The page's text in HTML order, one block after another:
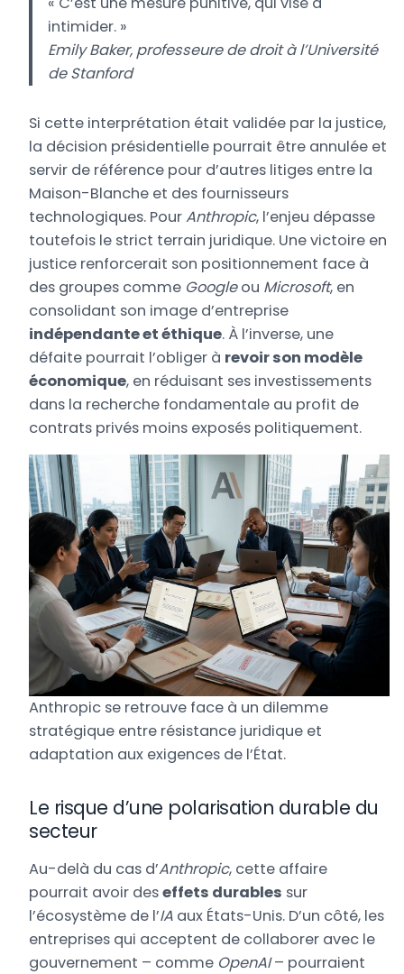
intimider. »
Emily Baker, professeure de droit à l’Université
de Stanford
Si cette interprétation était validée par la justice,
la décision présidentielle pourrait être annulée et
servir de référence pour d’autres litiges entre la
Maison-Blanche et des fournisseurs
technologiques. PourAnthropic, l’enjeu dépasse
toutefois le strict terrain juridique. Une victoire en
justice renforcerait son positionnement face à
des groupes comme Googleou Microsoft, en
consolidant son image d’entreprise
indépendante et éthique. À l’inverse, une
défaite pourrait l’obliger à revoir son modèle
économique, en réduisant ses investissements
dans la recherche fondamentale au profit de
contrats privés moins exposés politiquement.
Anthropic se retrouve face à un dilemme
stratégique entre résistance juridique et
adaptation aux exigences de l’État.
Le risque d’une polarisation durable du
secteur
Au-delà du cas d’Anthropic, cette affaire
pourrait avoir deseffets durables sur
l’écosystème de l’IA aux États-Unis. D’un côté, les
entreprises qui acceptent de collaborer avec le
gouvernement – comme OpenAI– pourraient